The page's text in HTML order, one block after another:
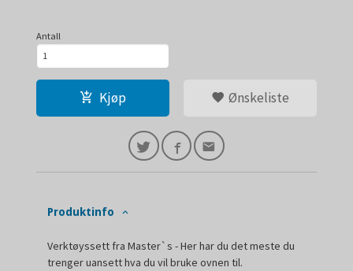
Antall
Kjøp Ønskeliste
Produktinfo
Verktøyssett fra Master`s - Her har du det meste du
trenger uansett hva du vil bruke ovnen til.